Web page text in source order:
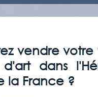
vendre
dans
la France ?